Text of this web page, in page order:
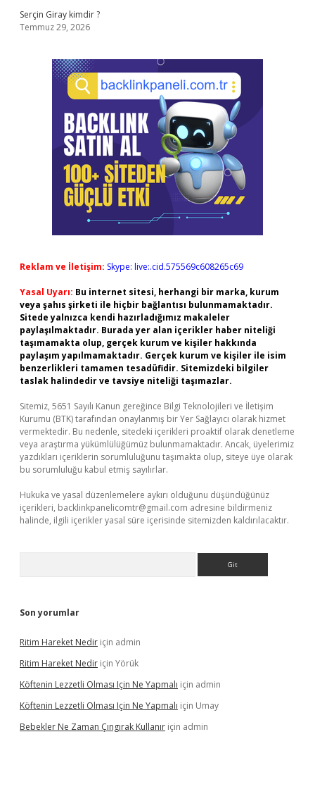
Serçin Giray kimdir ?
Temmuz 29, 2026
Reklam ve İletişim: Skype: live:.cid.575569c608265c69
Yasal Uyarı: Bu internet sitesi, herhangi bir marka, kurum
veya şahıs şirketi ile hiçbir bağlantısı bulunmamaktadır.
Sitede yalnızca kendi hazırladığımız makaleler
paylaşılmaktadır. Burada yer alan içerikler haber niteliği
taşımamakta olup, gerçek kurum ve kişiler hakkında
paylaşım yapılmamaktadır. Gerçek kurum ve kişiler ile isim
benzerlikleri tamamen tesadüfidir. Sitemizdeki bilgiler
taslak halindedir ve tavsiye niteliği taşımazlar.
Sitemiz, 5651 Sayılı Kanun gereğince Bilgi Teknolojileri ve İletişim
Kurumu (BTK) tarafından onaylanmış bir Yer Sağlayıcı olarak hizmet
vermektedir. Bu nedenle, sitedeki içerikleri proaktif olarak denetleme
veya araştırma yükümlülüğümüz bulunmamaktadır. Ancak, üyelerimiz
yazdıkları içeriklerin sorumluluğunu taşımakta olup, siteye üye olarak
bu sorumluluğu kabul etmiş sayılırlar.
Hukuka ve yasal düzenlemelere aykırı olduğunu düşündüğünüz
içerikleri, backlinkpanelicomtr@gmail.com adresine bildirmeniz
halinde, ilgili içerikler yasal süre içerisinde sitemizden kaldırılacaktır.
Son yorumlar
Ritim Hareket Nedir için admin
Ritim Hareket Nedir için Yörük
Köftenin Lezzetli Olması Için Ne Yapmalı için admin
Köftenin Lezzetli Olması Için Ne Yapmalı için Umay
Bebekler Ne Zaman Çıngırak Kullanır için admin